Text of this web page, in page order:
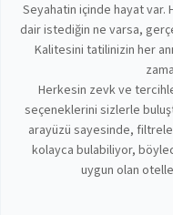
Seyahatin içinde hayat var.
dair istediğin ne varsa,
Kalitesini tatilinizin her
Herkesin zevk ve
seçeneklerini sizlerle
arayüzü sayesinde,
kolayca bulabiliyor,
uygun olan